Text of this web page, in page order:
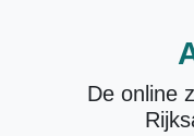
De online